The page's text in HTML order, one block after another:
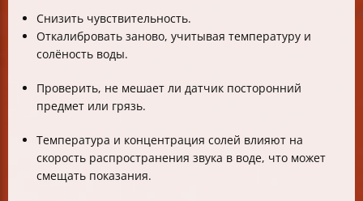
Снизить чувствительность.
Откалибровать заново, учитывая температуру и
солёность воды.
Проверить, не мешает ли датчик посторонний
предмет или грязь.
Температура и концентрация солей влияют на
скорость распространения звука в воде, что может
смещать показания.